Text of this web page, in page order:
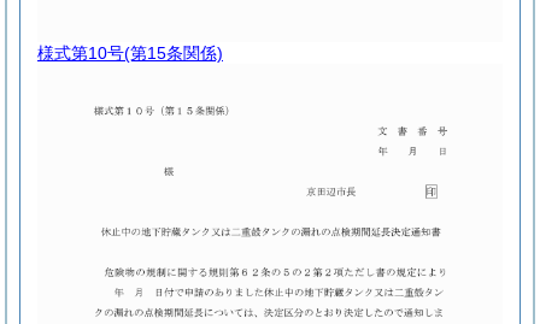
様式第10号(第15条関係)